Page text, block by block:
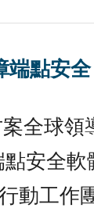
端點安
全球領
點安全
動工作